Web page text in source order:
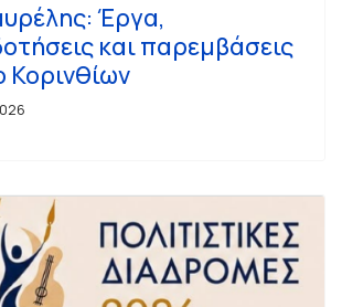
Έργα,
και παρεμβάσεις
Κορινθίων